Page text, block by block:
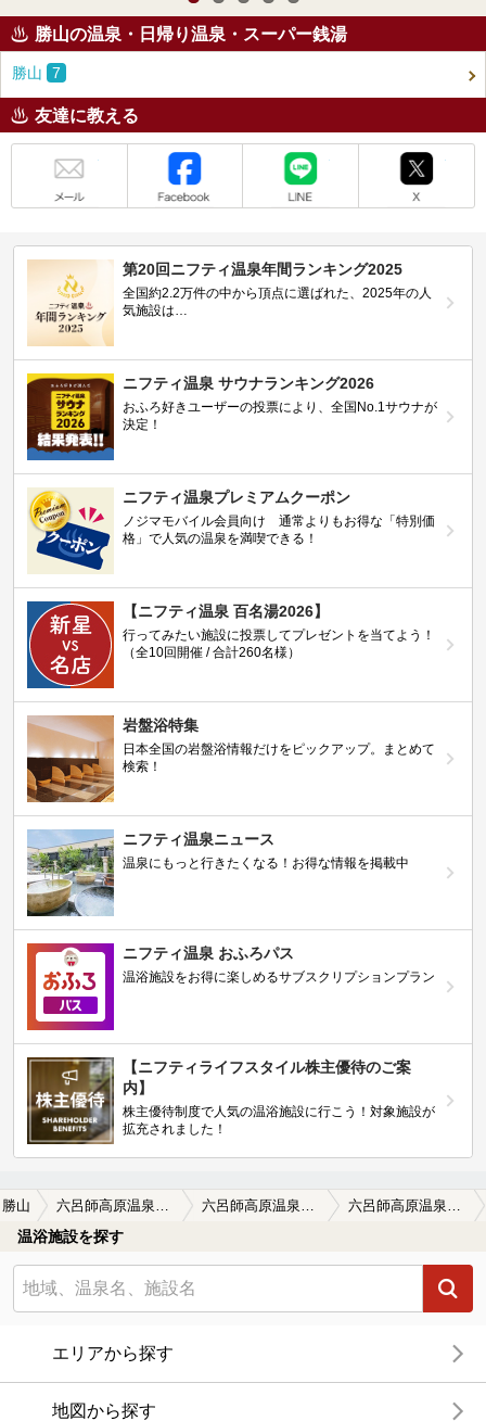
勝山の温泉・日帰り温泉・スーパー銭湯
勝山 7
友達に教える
第20回ニフティ温泉年間ランキング2025
全国約2.2万件の中から頂点に選ばれた、2025年の人
気施設は…
ニフティ温泉 サウナランキング2026
おふろ好きユーザーの投票により、全国No.1サウナが
決定！
ニフティ温泉プレミアムクーポン
ノジマモバイル会員向け 通常よりもお得な「特別価
格」で人気の温泉を満喫できる！
【ニフティ温泉 百名湯2026】
行ってみたい施設に投票してプレゼントを当てよう！
（全10回開催 / 合計260名様）
岩盤浴特集
日本全国の岩盤浴情報だけをピックアップ。まとめて
検索！
ニフティ温泉ニュース
温泉にもっと行きたくなる！お得な情報を掲載中
ニフティ温泉 おふろパス
温浴施設をお得に楽しめるサブスクリプションプラン
【ニフティライフスタイル株主優待のご案
内】
株主優待制度で人気の温浴施設に行こう！対象施設が
拡充されました！
勝山
温浴施設を探す
エリアから探す
地図から探す